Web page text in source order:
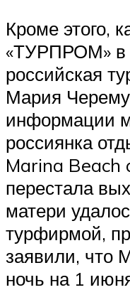
Кроме этого,
«ТУРПРОМ» в
российская
Мария
информации
россиянка
Marina Beach
перестала
матери
турфирмой,
заявили, что
ночь на 1